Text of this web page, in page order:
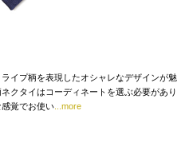
イプ柄を表現したオシャレなデザインが魅
クタイはコーディネートを選ぶ必要があり
覚でお使い ...more